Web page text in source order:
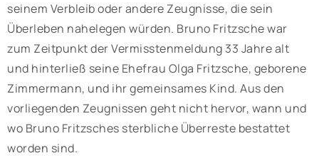
seinem Verbleib oder andere Zeugnisse, die sein
Überleben nahelegen würden. Bruno Fritzsche war
zum Zeitpunkt der Vermisstenmeldung 33 Jahre alt
und hinterließ seine Ehefrau Olga Fritzsche, geborene
Zimmermann, und ihr gemeinsames Kind. Aus den
vorliegenden Zeugnissen geht nicht hervor, wann und
wo Bruno Fritzsches sterbliche Überreste bestattet
worden sind.